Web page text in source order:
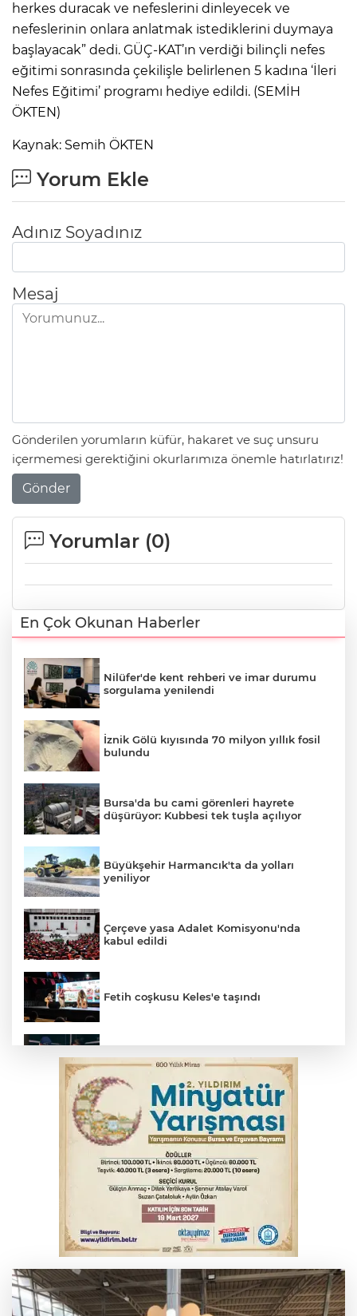
herkes duracak ve nefeslerini dinleyecek ve
nefeslerinin onlara anlatmak istediklerini duymaya
başlayacak” dedi. GÜÇ-KAT’ın verdiği bilinçli nefes
eğitimi sonrasında çekilişle belirlenen 5 kadına ‘İleri
Nefes Eğitimi’ programı hediye edildi. (SEMİH
ÖKTEN)
Kaynak: Semih ÖKTEN
Yorum Ekle
Adınız Soyadınız
Mesaj
Gönderilen yorumların küfür, hakaret ve suç unsuru
içermemesi gerektiğini okurlarımıza önemle hatırlatırız!
Gönder
Yorumlar (0)
En Çok Okunan Haberler
Nilüfer'de kent rehberi ve imar durumu
sorgulama yenilendi
İznik Gölü kıyısında 70 milyon yıllık fosil
bulundu
Bursa'da bu cami görenleri hayrete
düşürüyor: Kubbesi tek tuşla açılıyor
Büyükşehir Harmancık'ta da yolları
yeniliyor
Çerçeve yasa Adalet Komisyonu'nda
kabul edildi
Fetih coşkusu Keles'e taşındı
kişi tutuklandı
İnegöl’de yangın paniği! Apartmana
sıçrayan alevler söndürüldü
Elektrik akımına kapılan işçi hayatını
kaybetti
Serbest piyasada döviz fiyatları